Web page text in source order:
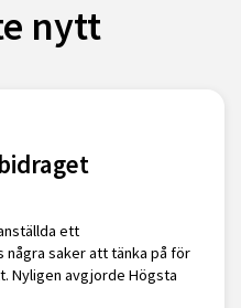
nytt
ett
saker att tänka på för
Nyligen avgjorde Högsta